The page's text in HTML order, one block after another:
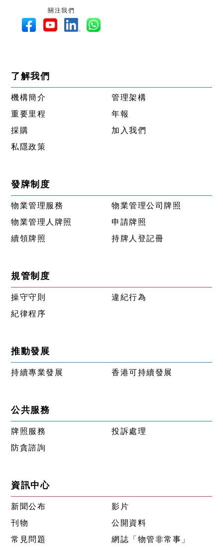
關注我們
了解我們
機構簡介
管理架構
重要里程
年報
採購
加入我們
私隱政策
發牌制度
物業管理服務
物業管理公司牌照
物業管理人牌照
申請牌照
續領牌照
持牌人登記冊
規管制度
操守守則
違紀行為
紀律程序
推動發展
持續專業發展 香港可持續發展
公共服務
牌照服務
投訴處理
防貪諮詢
資訊中心
新聞公布
影片
刊物
公開資料
常見問題
網誌「物管非常事」